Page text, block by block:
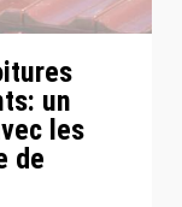
un
les
de